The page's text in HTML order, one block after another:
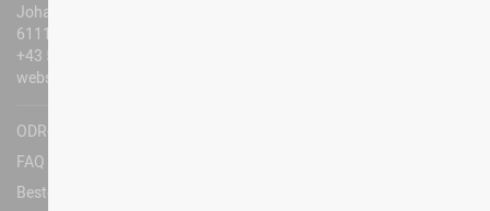
Johanneskapellenweg 2
6111 Volders
+43 5224 209 310
webshop@technoalpin.com
ODR-Platform
FAQ
Bestellungen und Rücksendungen